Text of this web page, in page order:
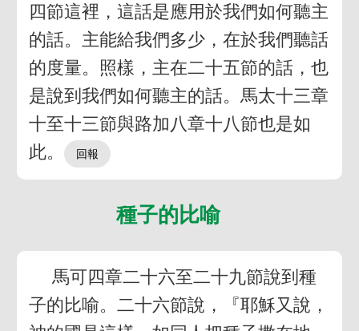
四節這裡，這話是應用於我們如何聽主
的話。主能給我們多少，在於我們聽話
的度量。照樣，主在二十五節的話，也
是說到我們如何聽主的話。馬太十三章
十至十三節與路加八章十八節也是如
此。
種子的比喻
馬可四章二十六至二十九節說到種
子的比喻。二十六節說，『耶穌又說，